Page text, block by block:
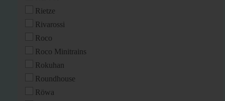
Rietze
Rivarossi
Roco
Roco Minitrains
Rokuhan
Roundhouse
Röwa